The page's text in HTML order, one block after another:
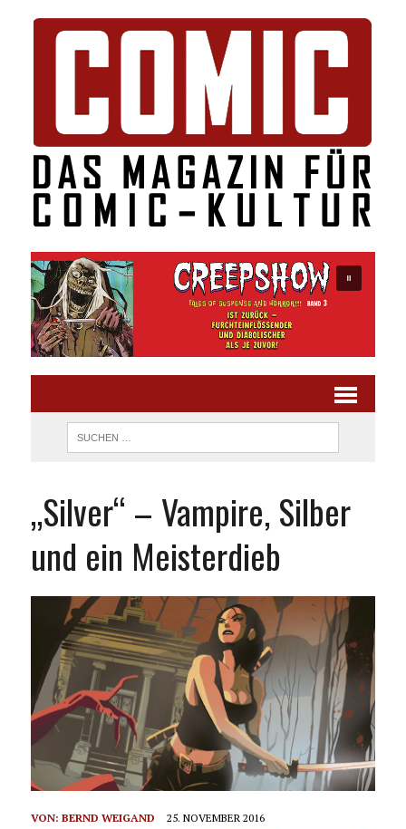
„Silver“ – Vampire, Silber
und ein Meisterdieb
VON: BERND WEIGAND 25. NOVEMBER 2016